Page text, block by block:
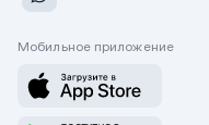
Мобильное приложение